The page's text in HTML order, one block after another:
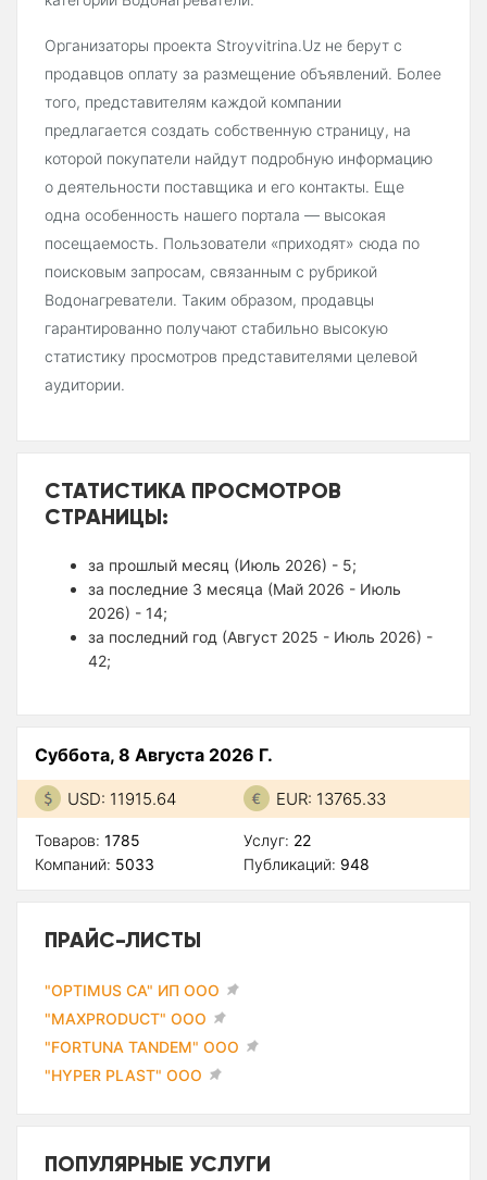
Организаторы проекта Stroyvitrina.Uz не берут с
продавцов оплату за размещение объявлений. Более
того, представителям каждой компании
предлагается создать собственную страницу, на
которой покупатели найдут подробную информацию
о деятельности поставщика и его контакты. Еще
одна особенность нашего портала — высокая
посещаемость. Пользователи «приходят» сюда по
поисковым запросам, связанным с рубрикой
Водонагреватели. Таким образом, продавцы
гарантированно получают стабильно высокую
статистику просмотров представителями целевой
аудитории.
СТАТИСТИКА ПРОСМОТРОВ
СТРАНИЦЫ:
за прошлый месяц (Июль 2026) - 5;
за последние 3 месяца (Май 2026 - Июль
2026) - 14;
за последний год (Август 2025 - Июль 2026) -
42;
Суббота, 8 Августа 2026 Г.
USD: 11915.64 EUR: 13765.33
Товаров: 1785
Компаний: 5033
Услуг: 22
Публикаций: 948
ПРАЙС-ЛИСТЫ
"OPTIMUS CA" ИП ООО
"MAXPRODUCT" ООО
"FORTUNA TANDEM" ООО
"HYPER PLAST" ООО
ПОПУЛЯРНЫЕ УСЛУГИ